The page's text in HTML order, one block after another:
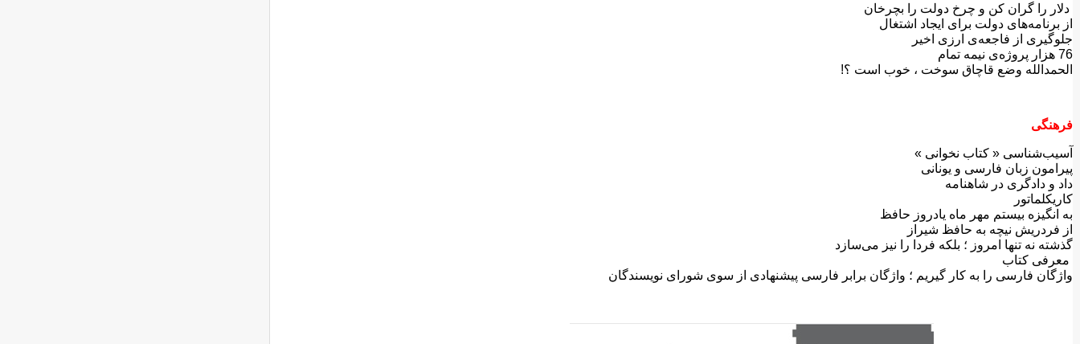
دلار را گران کن و چرخ دولت را بچرخان
از برنامه‌های دولت برای ایجاد اشتغال
جلوگیری از فاجعه‌ی ارزی اخیر
76 هزار پروژه‌ی نیمه تمام
الحمدالله وضع قاچاق سوخت ، خوب است ؟!
فرهنگی
آسیب‌شناسی « کتاب نخوانی »
پیرامون زبان فارسی و یونانی
داد و دادگری در شاهنامه
کاریکلماتور
به انگیزه بیستم مهر ماه یادروز حافظ
از فردریش نیچه به حافظ شیراز
گذشته نه تنها امروز ؛ بلکه فردا را نیز می‌سازد
معرفی کتاب
واژگان فارسی را به کار گیریم ؛ واژگان برابر فارسی پیشنهادی از سوی شورای نویسندگان